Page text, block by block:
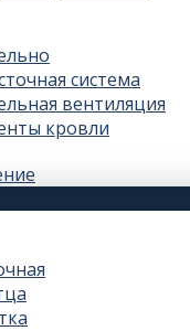
система
вентиляция
кровли